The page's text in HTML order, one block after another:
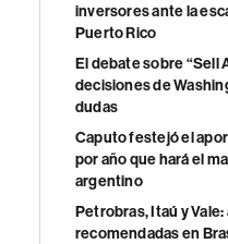
inversores ante la
Puerto Rico
El debate sobre “Sell
decisiones de
dudas
Caputo festejó el
por año que hará el
argentino
Petrobras, Itaú y
recomendadas en